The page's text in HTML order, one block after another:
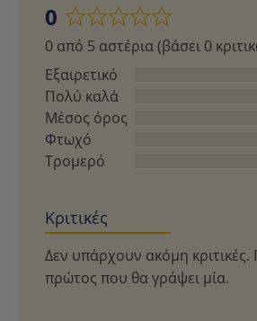
0
Βαθμολογήθηκε
με
0
από
5
0 από 5 αστέρια (βάσει 0
Εξαιρετικό
Πολύ καλά
Μέσος όρος
Φτωχό
Τρομερό
Κριτικές
Δεν υπάρχουν ακόμη κριτικές.
πρώτος που θα γράψει μία.